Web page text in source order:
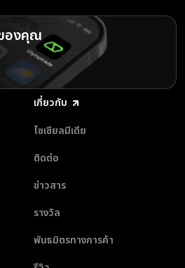
องคุณ
เกี่ยวกับ
โซเชียลมีเดีย
ติดต่อ
ข่าวสาร
รางวัล
พันธมิตรทางการค้า